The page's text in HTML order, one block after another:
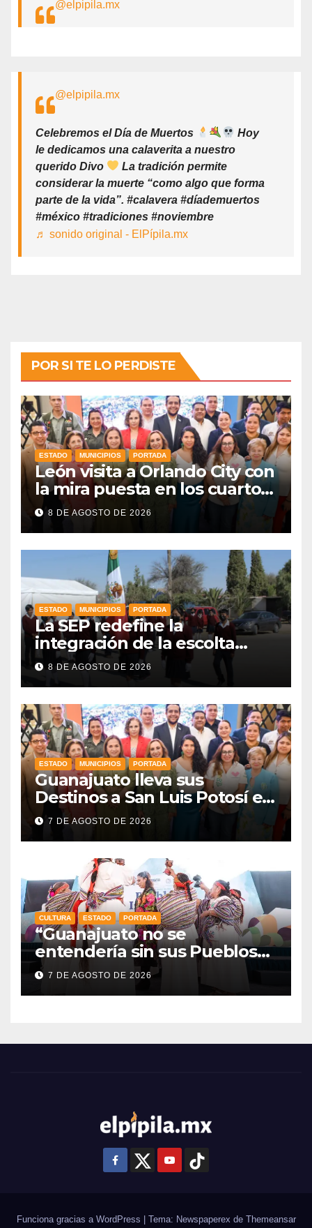
@elpipila.mx
@elpipila.mx
Celebremos el Día de Muertos
Hoy
le dedicamos una calaverita a nuestro
querido Divo
La tradición permite
considerar la muerte “como algo que forma
parte de la vida”. #calavera #díademuertos
#méxico #tradiciones #noviembre
♬ sonido original - ElPípila.mx
POR SI TE LO PERDISTE
ESTADO MUNICIPIOS PORTADA
León visita a Orlando City con
la mira puesta en los cuartos
de final
8 DE AGOSTO DE 2026
ESTADO MUNICIPIOS PORTADA
La SEP redefine la
integración de la escolta
escolar prioritando la
inclusión
8 DE AGOSTO DE 2026
ESTADO MUNICIPIOS PORTADA
Guanajuato lleva sus
Destinos a San Luis Potosí en
vísperas de la FENAPO
7 DE AGOSTO DE 2026
CULTURA ESTADO PORTADA
“Guanajuato no se
entendería sin sus Pueblos
Indígenas”: Libia Dennise
fortalece el orgullo del
7 DE AGOSTO DE 2026
Funciona gracias a WordPress Tema: Newspaperex de Themeansar